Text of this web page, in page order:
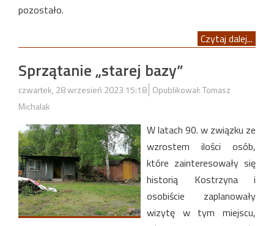
pozostało.
Czytaj dalej...
Sprzątanie „starej bazy”
czwartek, 28 wrzesień 2023 15:18 Opublikował: Tomasz
Michalak
W latach 90. w związku ze
wzrostem ilości osób,
które zainteresowały się
historią Kostrzyna i
osobiście zaplanowały
wizytę w tym miejscu,